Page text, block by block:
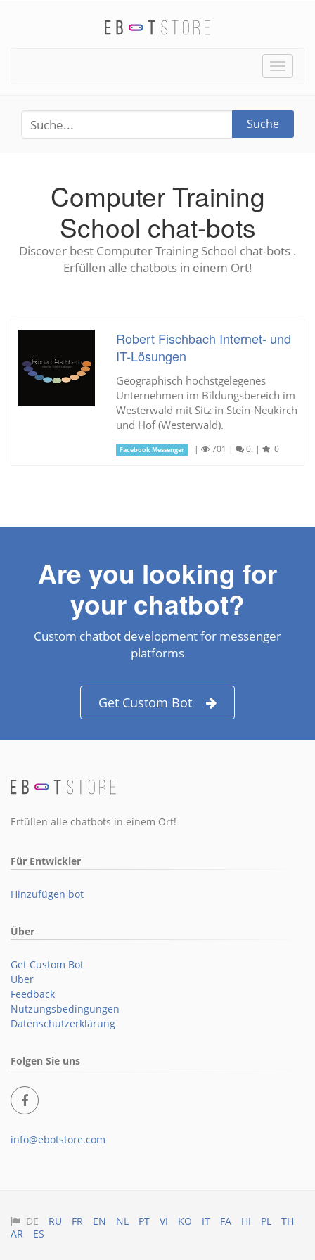
Toggle
Suche
Computer Training
School chat-bots
Discover best Computer Training School chat-bots .
Erfüllen alle chatbots in einem Ort!
Robert Fischbach Internet- und
IT-Lösungen
Geographisch höchstgelegenes
Unternehmen im Bildungsbereich im
Westerwald mit Sitz in Stein-Neukirch
und Hof (Westerwald).
Facebook Messenger | 701 | 0. | 0
Are you looking for
your chatbot?
Custom chatbot development for messenger
platforms
Get Custom Bot
Erfüllen alle chatbots in einem Ort!
Für Entwickler
Hinzufügen bot
Über
Get Custom Bot
Über
Feedback
Nutzungsbedingungen
Datenschutzerklärung
Folgen Sie uns
info@ebotstore.com
DE RU FR EN NL PT VI KO IT FA HI PL
TH
AR
ES